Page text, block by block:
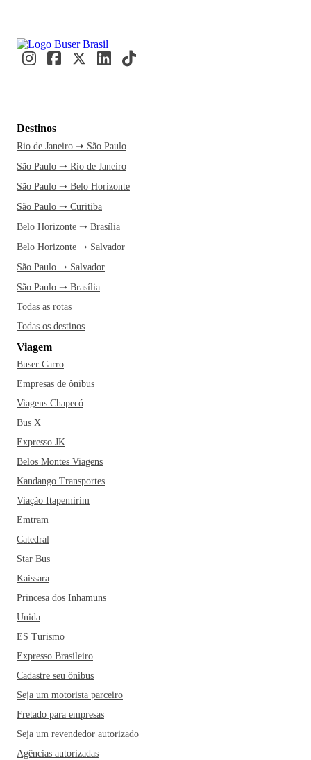
Destinos
Rio de Janeiro ➝ São Paulo
São Paulo ➝ Rio de Janeiro
São Paulo ➝ Belo Horizonte
São Paulo ➝ Curitiba
Belo Horizonte ➝ Brasília
Belo Horizonte ➝ Salvador
São Paulo ➝ Salvador
São Paulo ➝ Brasília
Todas as rotas
Todas os destinos
Viagem
Buser Carro
Empresas de ônibus
Viagens Chapecó
Bus X
Expresso JK
Belos Montes Viagens
Kandango Transportes
Viação Itapemirim
Emtram
Catedral
Star Bus
Kaissara
Princesa dos Inhamuns
Unida
ES Turismo
Expresso Brasileiro
Cadastre seu ônibus
Seja um motorista parceiro
Fretado para empresas
Seja um revendedor autorizado
Agências autorizadas